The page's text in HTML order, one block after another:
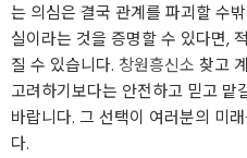
는 의심은 결국 관계를 파괴할 수
실이라는 것을 증명할 수 있다면,
질 수 있습니다. 창원흥신소 찾고
고려하기보다는 안전하고 믿고 맡
바랍니다. 그 선택이 여러분의 미
다.